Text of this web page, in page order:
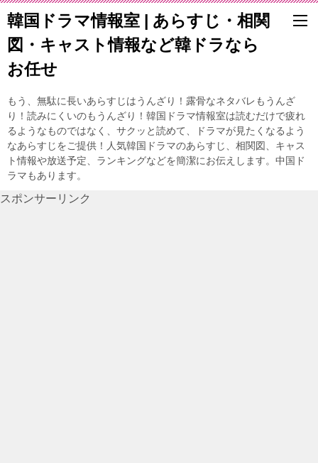
韓国ドラマ情報室 | あらすじ・相関
図・キャスト情報など韓ドラなら
お任せ
もう、無駄に長いあらすじはうんざり！露骨なネタバレもうんざ
り！読みにくいのもうんざり！韓国ドラマ情報室は読むだけで疲れ
るようなものではなく、サクッと読めて、ドラマが見たくなるよう
なあらすじをご提供！人気韓国ドラマのあらすじ、相関図、キャス
ト情報や放送予定、ランキングなどを簡潔にお伝えします。中国ド
ラマもあります。
スポンサーリンク